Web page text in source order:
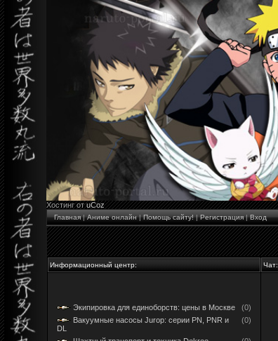
Хостинг отuCoz
Главная|Аниме онлайн|Помощь сайту!|Регистрация|Вход
Информационный центр: Чат:
Экипировка для единоборств: цены в Москве
(0)
Вакуумные насосы Jurop: серии PN, PNR и
DL
(0)